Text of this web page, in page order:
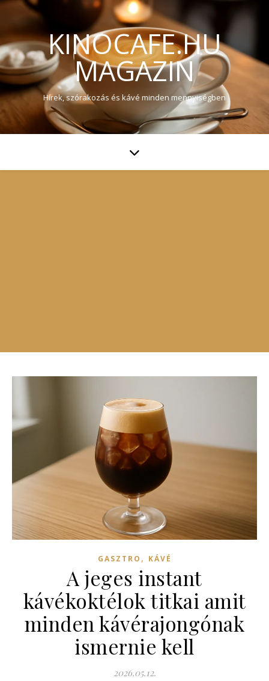
KINOCAFE.HU
MAGAZIN
Hírek, szórakozás és kávé minden mennyiségben
GASZTRO , KÁVÉ
A jeges instant
kávékoktélok titkai amit
minden kávérajongónak
ismernie kell
2026.05.12.